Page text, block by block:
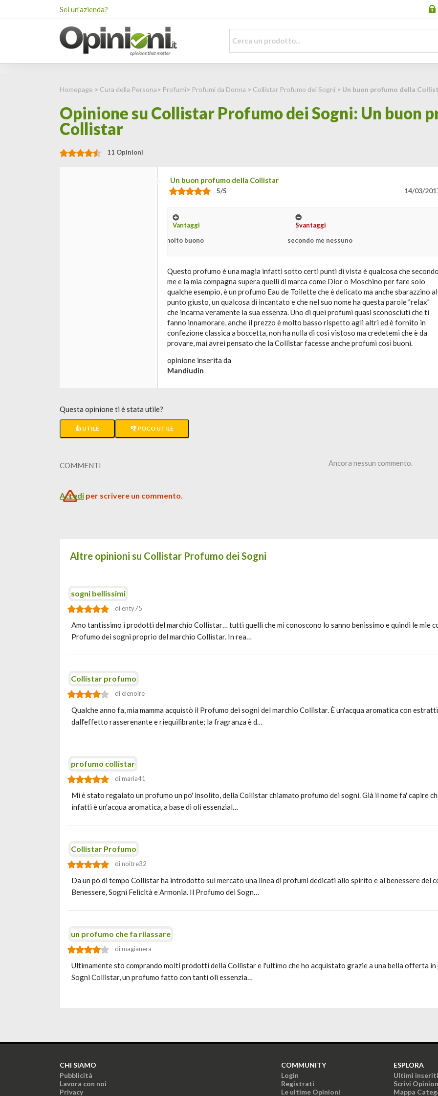
Sei un'azienda?
Homepage > Cura della Persona> Profumi> Profumi da Donna > Collistar Profumo dei Sogni > Un buon profumo della
Opinione su Collistar Profumo dei Sogni: Un buon
Collistar
11 Opinioni
Un buon profumo della Collistar
5/5 14/03/
Vantaggi
molto buono
Svantaggi
secondo me nessuno
Questo profumo è una magia infatti sotto certi punti di vista è qualcosa che
me e la mia compagna supera quelli di marca come Dior o Moschino per fare solo
qualche esempio, è un profumo Eau de Toilette che è delicato ma anche sbarazzino al
punto giusto, un qualcosa di incantato e che nel suo nome ha questa parole "relax"
che incarna veramente la sua essenza. Uno di quei profumi quasi sconosciuti che ti
fanno innamorare, anche il prezzo è molto basso rispetto agli altri ed è fornito in
confezione classica a boccetta, non ha nulla di così vistoso ma credetemi che è da
provare, mai avrei pensato che la Collistar facesse anche profumi così buoni.
opinione inserita da
Mandiudin
Questa opinione ti è stata utile?
👍 UTILE 👎 POCO UTILE
COMMENTI Ancora nessun commento.
Accedi per scrivere un commento.
Altre opinioni su Collistar Profumo dei Sogni
sogni bellissimi
di enty75
Amo tantissimo i prodotti del marchio Collistar… tutti quelli che mi conoscono lo sanno benissimo e quindi le mie
Profumo dei sogni proprio del marchio Collistar. In rea…
Collistar profumo
di elenoire
Qualche anno fa, mia mamma acquistò il Profumo dei sogni del marchio Collistar. È un'acqua aromatica con
dall'effetto rasserenante e riequilibrante; la fragranza è d…
profumo collistar
di maria41
Mi è stato regalato un profumo un po' insolito, della Collistar chiamato profumo dei sogni. Già il nome fa' capire
infatti è un'acqua aromatica, a base di oli essenzial…
Collistar Profumo
di noitre32
Da un pò di tempo Collistar ha introdotto sul mercato una linea di profumi dedicati allo spirito e al benessere del
Benessere, Sogni Felicità e Armonia. Il Profumo dei Sogn…
un profumo che fa rilassare
di magianera
Ultimamente sto comprando molti prodotti della Collistar e l'ultimo che ho acquistato grazie a una bella offerta
Sogni Collistar, un profumo fatto con tanti oli essenzia…
CHI SIAMO
Pubblicità
Lavora con noi
Privacy
COMMUNITY
Login
Registrati
Le ultime Opinioni
ESPLORA
Ultimi inseriti
Scrivi
Mappa